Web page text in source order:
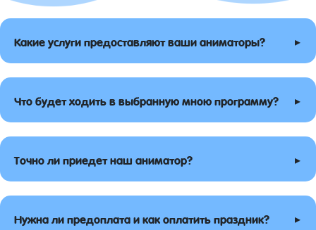
Какие услуги предоставляют ваши аниматоры? ▸
Что будет ходить в выбранную мною программу? ▸
Точно ли приедет наш аниматор? ▸
Нужна ли предоплата и как оплатить праздник? ▸